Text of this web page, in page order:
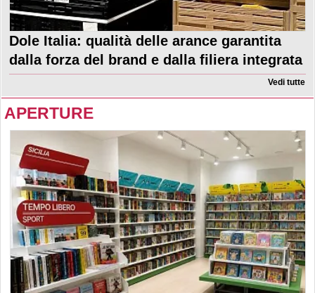
Dole Italia: qualità delle arance garantita
dalla forza del brand e dalla filiera integrata
Vedi tutte
APERTURE